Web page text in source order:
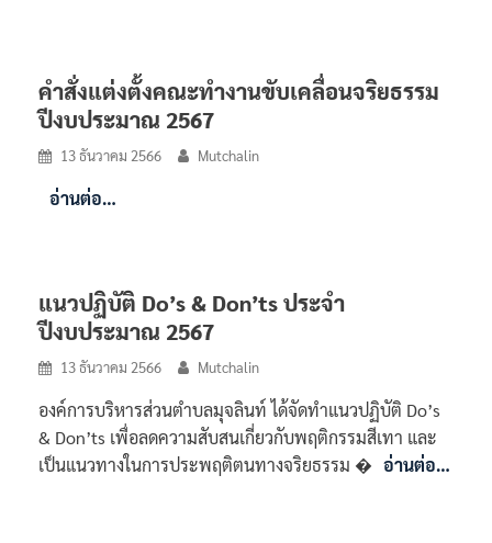
คำสั่งแต่งตั้งคณะทำงานขับเคลื่อนจริยธรรม
ปีงบประมาณ 2567
13 ธันวาคม 2566 Mutchalin
อ่านต่อ…
แนวปฏิบัติ Do’s & Don’ts ประจำ
ปีงบประมาณ 2567
13 ธันวาคม 2566 Mutchalin
องค์การบริหารส่วนตำบลมุจลินท์ ได้จัดทำแนวปฏิบัติ Do’s
& Don’ts เพื่อลดความสับสนเกี่ยวกับพฤติกรรมสีเทา และ
เป็นแนวทางในการประพฤติตนทางจริยธรรม � อ่านต่อ…